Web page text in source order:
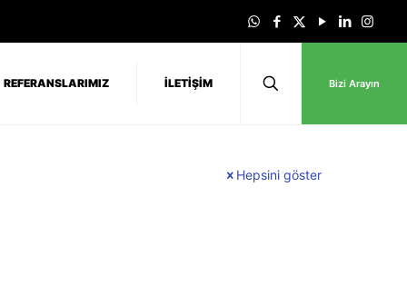
REFERANSLARIMIZ İLETİŞİM Bizi Arayın
Hepsini göster